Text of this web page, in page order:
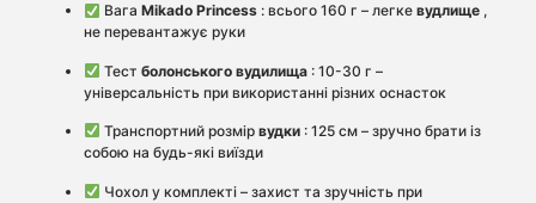
Вага Mikado Princess: всього 160 г – легке вудлище,
не перевантажує руки
Тест болонського вудилища: 10-30 г –
універсальність при використанні різних оснасток
Транспортний розмір вудки: 125 см – зручно брати із
собою на будь-які виїзди
Чохол у комплекті – захист та зручність при